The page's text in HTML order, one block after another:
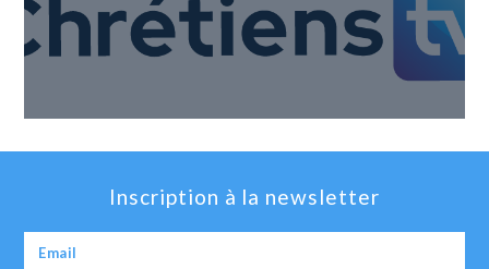
Inscription à la newsletter